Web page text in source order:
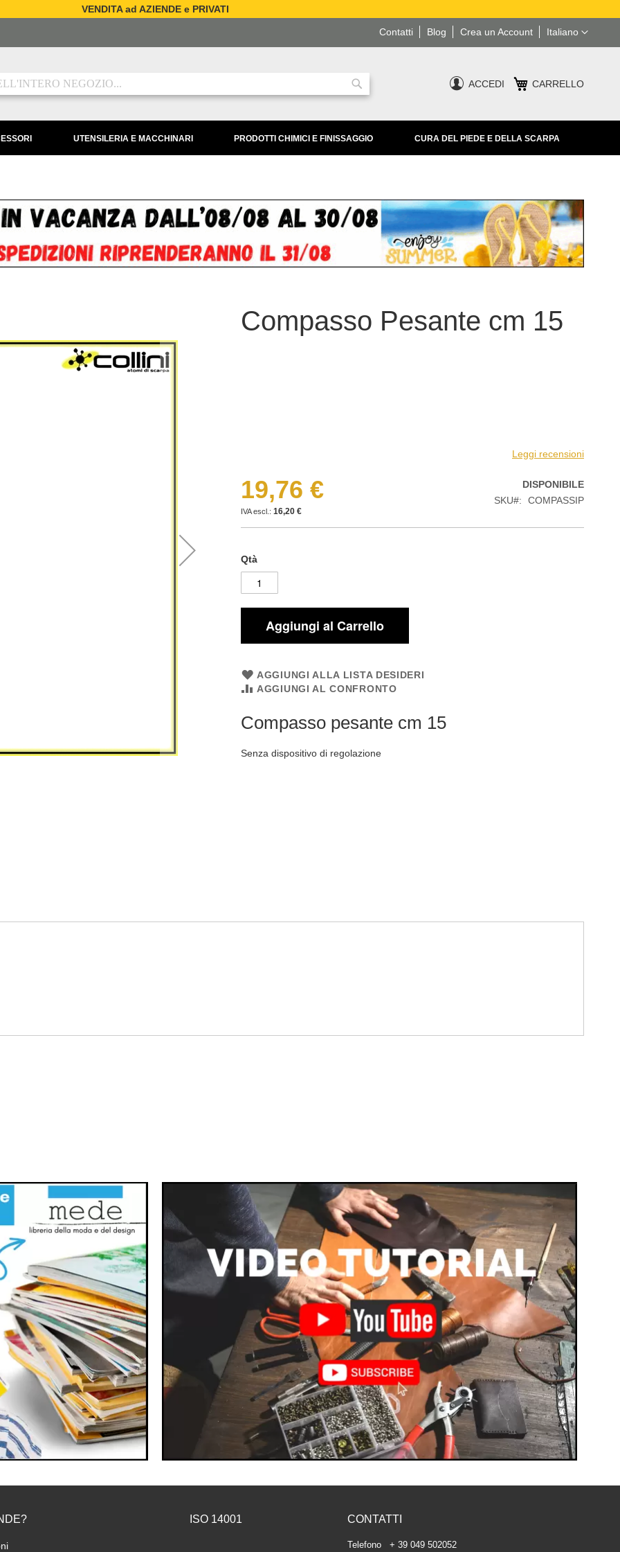
VENDITA ad AZIENDE e PRIVATI
Lingua
Italiano
Blog Crea un Account
Contatti
Ricerca
ACCEDI CARRELLO
UTENSILERIA E MACCHINARI PRODOTTI CHIMICI E FINISSAGGIO CURA DEL PIEDE E DELLA SCARPA
Compasso Pesante cm 15
Leggi recensioni
19,76 €
16,20 €
DISPONIBILE
SKU
COMPASSIP
Qtà
Aggiungi al Carrello
AGGIUNGI ALLA LISTA DESIDERI
AGGIUNGI AL CONFRONTO
Compasso pesante cm 15
Senza dispositivo di regolazione
ISO 14001 CONTATTI
Telefono + 39 049 502052